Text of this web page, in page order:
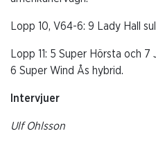
Lopp 10, V64-6: 9 Lady Hall
Lopp 11: 5 Super Hörsta och
6 Super Wind Ås hybrid.
Intervjuer
Ulf Ohlsson